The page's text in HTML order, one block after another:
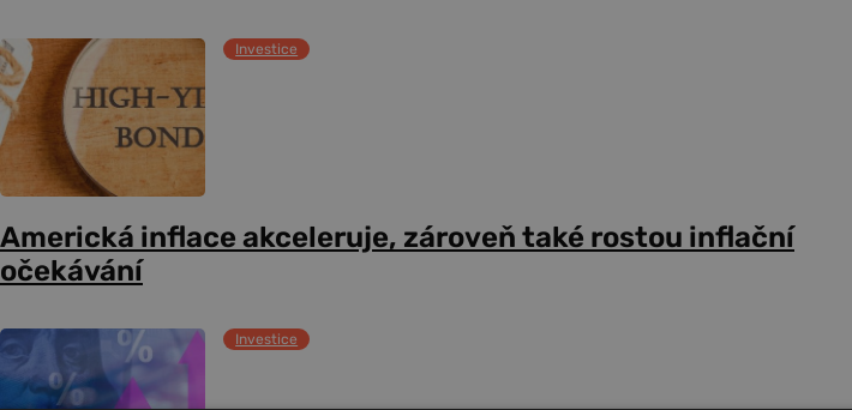
Investice
Americká inflace akceleruje, zároveň také rostou inflační
očekávání
Investice